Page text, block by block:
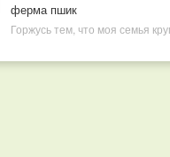
ферма пшик